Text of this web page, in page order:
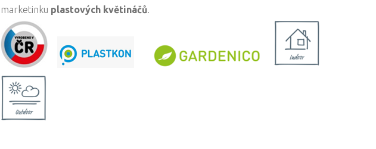
marketinku plastových květináčů.